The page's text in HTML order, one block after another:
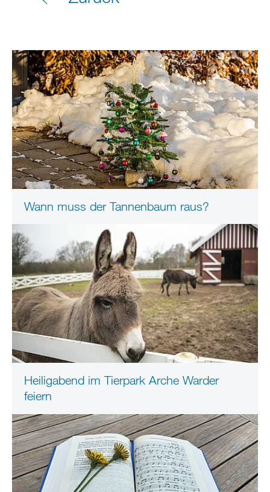
Wann muss der Tannenbaum raus?
Heiligabend im Tierpark Arche Warder
feiern